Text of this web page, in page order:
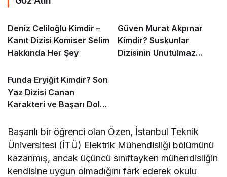
Deniz Celiloğlu Kimdir –
Kanıt Dizisi Komiser Selim
Hakkında Her Şey
Güven Murat Akpınar
Kimdir? Suskunlar
Dizisinin Unutulmaz
Funda Eryiğit Kimdir? Son
Yaz Dizisi Canan
Karakteri ve Başarı Dolu
Başarılı bir öğrenci olan Özen, İstanbul Teknik
Üniversitesi (İTÜ) Elektrik Mühendisliği bölümünü
kazanmış, ancak üçüncü sınıftayken mühendisliğin
kendisine uygun olmadığını fark ederek okulu